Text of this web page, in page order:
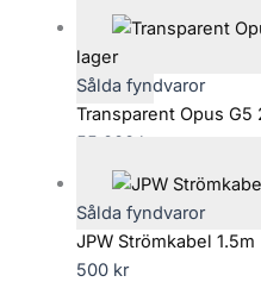
lager
Sålda fyndvaror
Transparent Opus G5
55,000 kr
Sålda fyndvaror
JPW Strömkabel 1.5m
500 kr